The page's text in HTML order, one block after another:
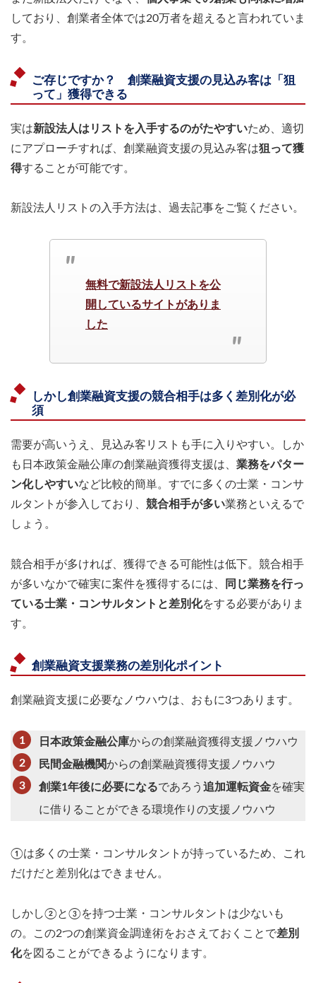
しており、創業者全体では20万者を超えると言われていま
す。
ご存じですか？ 創業融資支援の見込み客は「狙
って」獲得できる
実は新設法人はリストを入手するのがたやすいため、適切
にアプローチすれば、創業融資支援の見込み客は狙って獲
得することが可能です。
新設法人リストの入手方法は、過去記事をご覧ください。
無料で新設法人リストを公
開しているサイトがありま
した
しかし創業融資支援の競合相手は多く差別化が必
須
需要が高いうえ、見込み客リストも手に入りやすい。しか
も日本政策金融公庫の創業融資獲得支援は、 業務をパター
ン化しやすいなど比較的簡単。すでに多くの士業・コンサ
ルタントが参入しており、 競合相手が多い業務といえるで
しょう。
競合相手が多ければ、獲得できる可能性は低下。競合相手
が多いなかで確実に案件を獲得するには、
同じ業務を行っ
ている士業・コンサルタントと差別化をする必要がありま
す。
創業融資支援業務の差別化ポイント
創業融資支援に必要なノウハウは、おもに3つあります。
日本政策金融公庫からの創業融資獲得支援ノウハウ
民間金融機関からの創業融資獲得支援ノウハウ
創業1年後に必要になるであろう 追加運転資金を確実
に借りることができる環境作りの支援ノウハウ
①は多くの士業・コンサルタントが持っているため、これ
だけだと差別化はできません。
しかし②と③を持つ士業・コンサルタントは少ないも
の。この2つの創業資金調達術をおさえておくことで差別
化を図ることができるようになります。